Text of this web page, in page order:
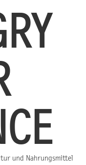
und Nahrungsmittel